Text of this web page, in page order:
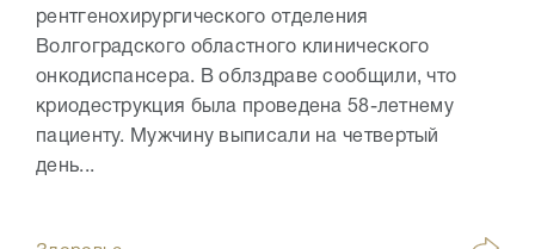
рентгенохирургического отделения
Волгоградского областного клинического
онкодиспансера. В облздраве сообщили, что
криодеструкция была проведена 58-летнему
пациенту. Мужчину выписали на четвертый
день...